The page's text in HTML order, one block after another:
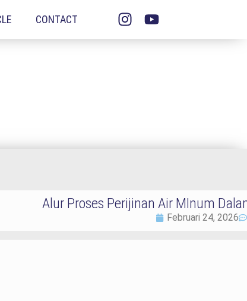
CONTACT
Alur Proses Perijinan Air MInum
Februari 24, 2026